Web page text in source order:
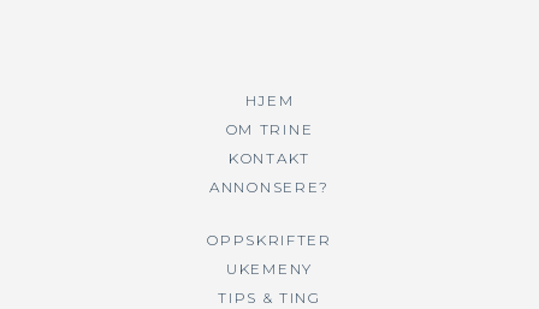
HJEM
OM TRINE
KONTAKT
ANNONSERE?
OPPSKRIFTER
UKEMENY
TIPS & TING